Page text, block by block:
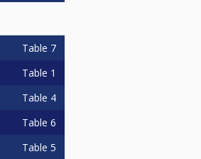
Table 7
Table 1
Table 4
Table 6
Table 5